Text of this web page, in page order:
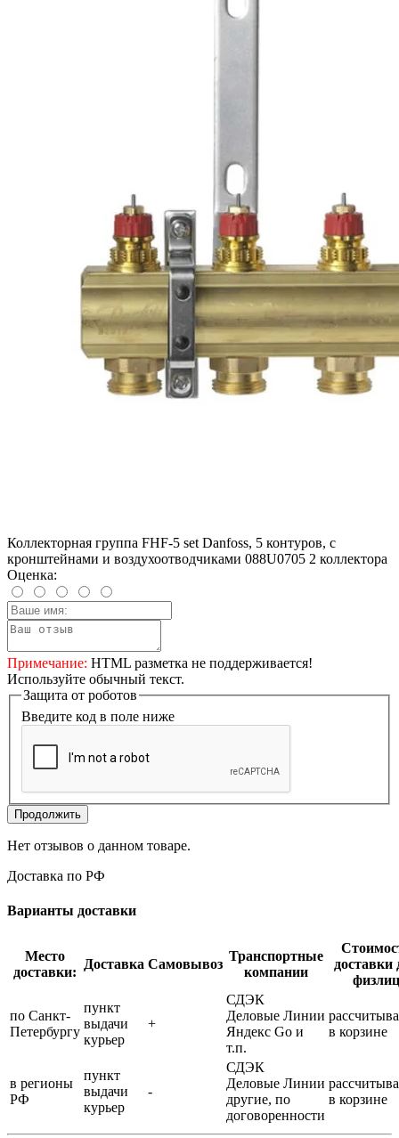
Коллекторная группа FHF-5 set Danfoss, 5 контуров, с
кронштейнами и воздухоотводчиками 088U0705 2 коллектора
Оценка:
Примечание: HTML разметка не поддерживается!
Используйте обычный текст.
Защита от роботов
Введите код в поле ниже
Продолжить
Нет отзывов о данном товаре.
Доставка по РФ
Варианты доставки
Место
доставки:
Доставка Самовывоз
Транспортные
компании
доставки
физлиц
по Санкт-
Петербургу
пункт
выдачи
курьер
+
СДЭК
Деловые Линии
Яндекс Go и
т.п.
в корзине
в регионы
РФ
пункт
выдачи
курьер
-
СДЭК
Деловые Линии
другие, по
договоренности
в корзине